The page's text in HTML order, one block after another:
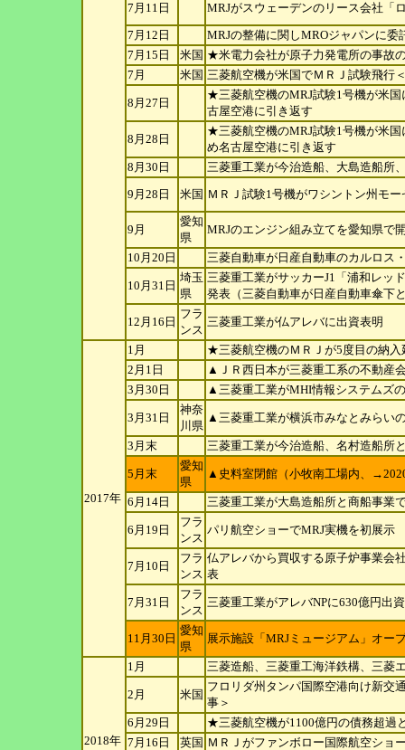
7月11日
MRJがスウェーデンのリース会社「
7月12日
MRJの整備に関しMROジャパンに委
7月15日
米国 ★米電力会社が原子力発電所の事故
7月
米国 三菱航空機が米国でＭＲＪ試験飛行
8月27日
★三菱航空機のMRJ試験1号機が米
古屋空港に引き返す
8月28日
★三菱航空機のMRJ試験1号機が米
め名古屋空港に引き返す
8月30日
三菱重工業が今治造船、大島造船所
9月28日
米国 ＭＲＪ試験1号機がワシントン州モ
9月
愛知
県
MRJのエンジン組み立てを愛知県で
10月20日 三菱自動車が日産自動車のカルロス
10月31日
埼玉
県
三菱重工業がサッカーJ1「浦和レッ
発表（三菱自動車が日産自動車傘下
12月16日
フラ
ンス
三菱重工業が仏アレバに出資表明
2017年
1月
★三菱航空機のＭＲＪが5度目の納入
2月1日
▲ＪＲ西日本が三菱重工系の不動産
3月30日
▲三菱重工業がMHI情報システムズ
3月31日
神奈
川 県
▲三菱重工業が横浜市みなとみらい
3月末 三菱重工業が今治造船、名村造船所
5月末
愛知
県
▲史料室閉館（小牧南工場内、
6月14日 三菱重工業が大島造船所と商船事業
6月19日
フラ
ンス
パリ航空ショーでMRJ実機を初展示
7月10日
フラ
ンス
仏アレバから買収する原子炉事業会
表
7月31日
フラ
ンス
三菱重工業がアレバNPに630億円出
11月30日
愛知
県
展示施設「MRJミュージアム」オー
2018年
1月 三菱造船、三菱重工海洋鉄構、三菱
2月 米国
フロリダ州タンパ国際空港向け新交
事＞
6月29日
★三菱航空機が1100億円の債務超過
7月16日
英国 ＭＲＪがファンボロー国際航空ショ